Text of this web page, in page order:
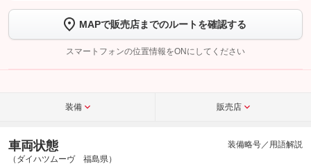
トーク画面で
ボタンをタップして問い合わせを
完了してください。
こちら
MAPで販売店までのルートを確認する
スマートフォンの位置情報をONにしてください
装備 販売店
車両状態
（ダイハツムーヴ 福島県）
装備略号／用語解説